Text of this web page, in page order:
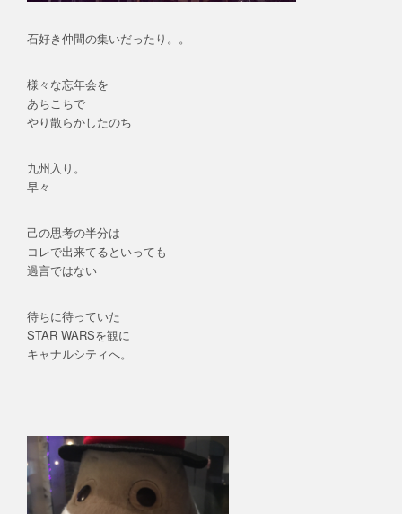
石好き仲間の集いだったり。。
様々な忘年会を
あちこちで
やり散らかしたのち
九州入り。
早々
己の思考の半分は
コレで出来てるといっても
過言ではない
待ちに待っていた
STAR WARSを観に
キャナルシティへ。